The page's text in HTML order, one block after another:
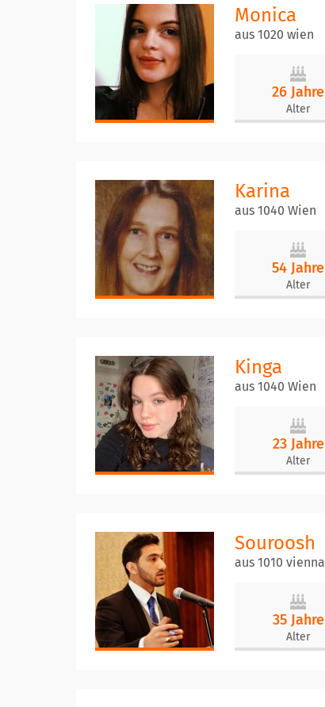
Monica
aus 1020 wien
26 Jahre
Alter
Karina
aus 1040 Wien
54 Jahre
Alter
Kinga
aus 1040 Wien
23 Jahre
Alter
Souroosh
aus 1010 vienna
35 Jahre
Alter